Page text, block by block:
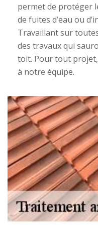
permet de protéger
de fuites d’eau ou
Travaillant sur
des travaux qui
toit. Pour tout
à notre équipe.